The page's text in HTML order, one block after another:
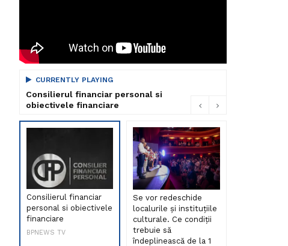
CURRENTLY PLAYING
Consilierul financiar personal si
obiectivele financiare
Consilierul financiar
personal si obiectivele
financiare
BPNEWS TV
Se vor redeschide
localurile și instituțiile
culturale. Ce condiții
trebuie să
îndeplinească de la 1